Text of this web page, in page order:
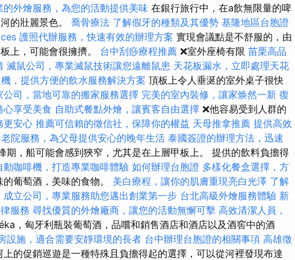
的外燴服務，為您的活動提供美味 在銀行旅行中，在a飲無限量的啤
的壯麗景色。 喬骨療法 了解假牙的種類及其優勢 基隆地區台胞證
護照代辦服務，快速有效的辦理方案 實現會議點是不舒服的，由
上，可能會很擁擠。 台中刮痧療程推薦 ❌室外座椅有限 苗栗高品
滅鼠公司，專業滅鼠技術讓您遠離鼠患 天花板漏水，立即處理天花
，提供方便的飲水服務解決方案 頂板上令人垂涎的室外桌子很快
公司，當地可靠的搬家服務選擇 完美的室內裝修，讓家焕然一新 復
心享受美食 自助式餐點外燴，讓賓客自由選擇 ❌他容易受到人群的
更安心 推薦可信賴的徵信社，保障你的權益 天母推拿推薦 提供高效
院服務，為父母提供安心的晚年生活 泰國簽證的辦理方法，迅速
期，船可能會感到狹窄，尤其是在上層甲板上。 提供的飲料負擔得
動咖啡機，打造專業咖啡體驗 如何辦理台胞證 多樣化餐盒選擇，方
葡萄酒，美味的食物。 美白療程，讓你的肌膚重現亮白光澤 了解
成立公司，專業服務助您邁出創業第一步 台北高級外燴服務體驗 新
服務 尋找優質的外燴廠商，讓您的活動無懈可擊 高效清潔人員，
，匈牙利瓶裝葡萄酒，品嚐和銷售酒店和酒店以及酒窖中的酒
設施，適合需要安靜環境的長者 台中辦理台胞證的相關事項 高雄徵
上的促銷巡遊是一種特殊且負擔得起的選擇，可以從河裡發現布達